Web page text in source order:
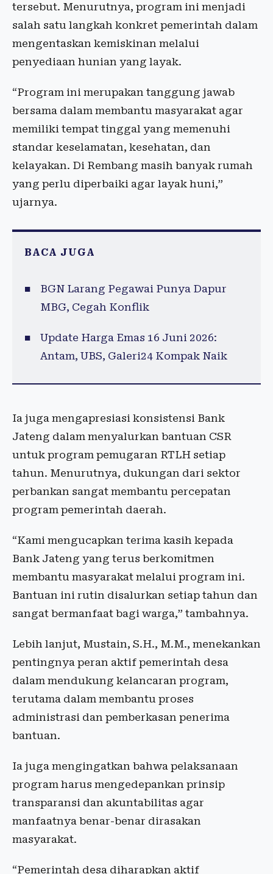
tersebut. Menurutnya, program ini menjadi
salah satu langkah konkret pemerintah dalam
mengentaskan kemiskinan melalui
penyediaan hunian yang layak.
“Program ini merupakan tanggung jawab
bersama dalam membantu masyarakat agar
memiliki tempat tinggal yang memenuhi
standar keselamatan, kesehatan, dan
kelayakan. Di Rembang masih banyak rumah
yang perlu diperbaiki agar layak huni,”
ujarnya.
BACA JUGA
BGN Larang Pegawai Punya Dapur
MBG, Cegah Konflik
Update Harga Emas 16 Juni 2026:
Antam, UBS, Galeri24 Kompak Naik
Ia juga mengapresiasi konsistensi Bank
Jateng dalam menyalurkan bantuan CSR
untuk program pemugaran RTLH setiap
tahun. Menurutnya, dukungan dari sektor
perbankan sangat membantu percepatan
program pemerintah daerah.
“Kami mengucapkan terima kasih kepada
Bank Jateng yang terus berkomitmen
membantu masyarakat melalui program ini.
Bantuan ini rutin disalurkan setiap tahun dan
sangat bermanfaat bagi warga,” tambahnya.
Lebih lanjut, Mustain, S.H., M.M., menekankan
pentingnya peran aktif pemerintah desa
dalam mendukung kelancaran program,
terutama dalam membantu proses
administrasi dan pemberkasan penerima
bantuan.
Ia juga mengingatkan bahwa pelaksanaan
program harus mengedepankan prinsip
transparansi dan akuntabilitas agar
manfaatnya benar-benar dirasakan
masyarakat.
“Pemerintah desa diharapkan aktif